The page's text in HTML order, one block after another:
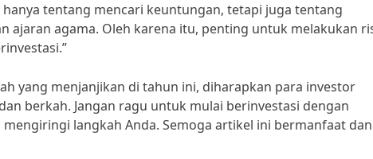
tentang mencari keuntungan, tetapi juga tentang
ajaran agama. Oleh karena itu, penting untuk melakukan
yang menjanjikan di tahun ini, diharapkan para investor
berkah. Jangan ragu untuk mulai berinvestasi dengan
langkah Anda. Semoga artikel ini bermanfaat dan